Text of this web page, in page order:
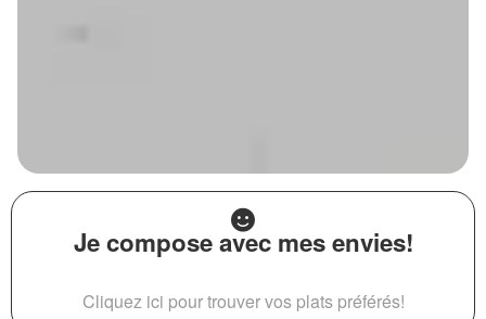
Je compose avec mes envies!
Cliquez ici pour trouver vos plats préférés!